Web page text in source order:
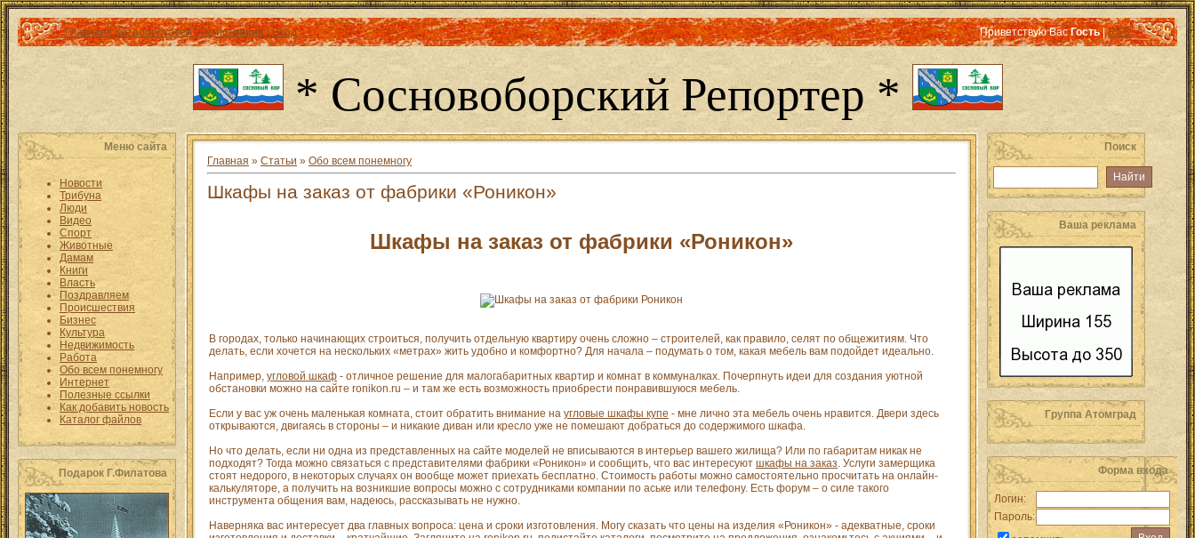
Главная|Каталог статей|Регистрация |Вход Приветствую Вас Гость|RSS
* Сосновоборский Репортер *
Меню сайта
Новости
Трибуна
Люди
Видео
Спорт
Животные
Дамам
Книги
Власть
Поздравляем
Происшествия
Бизнес
Культура
Недвижимость
Работа
Обо всем понемногу
Интернет
Полезные ссылки
Как добавить новость
Каталог файлов
Подарок Г.Филатова
Главная » Статьи » Обо всем понемногу
Шкафы на заказ от фабрики «Роникон»
Шкафы на заказ от фабрики «Роникон»
В городах, только начинающих строиться, получить отдельную квартиру очень сложно – строителей, как правило, селят по общежитиям. Что
делать, если хочется на нескольких «метрах» жить удобно и комфортно? Для начала – подумать о том, какая мебель вам подойдет идеально.
Например, угловой шкаф - отличное решение для малогабаритных квартир и комнат в коммуналках. Почерпнуть идеи для создания уютной
обстановки можно на сайте ronikon.ru – и там же есть возможность приобрести понравившуюся мебель.
Если у вас уж очень маленькая комната, стоит обратить внимание на угловые шкафы купе - мне лично эта мебель очень нравится. Двери здесь
открываются, двигаясь в стороны – и никакие диван или кресло уже не помешают добраться до содержимого шкафа.
Но что делать, если ни одна из представленных на сайте моделей не вписываются в интерьер вашего жилища? Или по габаритам никак не
подходят? Тогда можно связаться с представителями фабрики «Роникон» и сообщить, что вас интересуют шкафы на заказ. Услуги замерщика
стоят недорого, в некоторых случаях он вообще может приехать бесплатно. Стоимость работы можно самостоятельно просчитать на онлайн-
калькуляторе, а получить на возникшие вопросы можно с сотрудниками компании по аське или телефону. Есть форум – о силе такого
инструмента общения вам, надеюсь, рассказывать не нужно.
Наверняка вас интересует два главных вопроса: цена и сроки изготовления. Могу сказать что цены на изделия «Роникон» - адекватные, сроки
Поиск
Ваша реклама
Группа Атомград
Форма входа
Логин:
Пароль: